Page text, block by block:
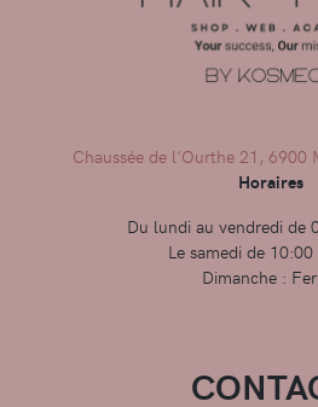
Chaussée de l'Ourthe 21, 6900
Horaires
Du lundi au vendredi de
Le samedi de
Dimanche :